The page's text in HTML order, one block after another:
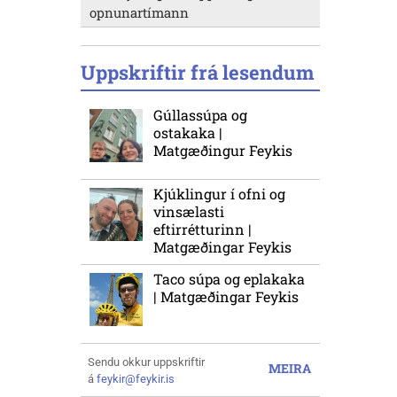
opnunartímann
Uppskriftir frá lesendum
Gúllassúpa og
ostakaka |
Matgæðingur Feykis
Kjúklingur í ofni og
vinsælasti
eftirrétturinn |
Matgæðingar Feykis
Taco súpa og eplakaka
| Matgæðingar Feykis
MEIRA
Sendu okkur uppskriftir
á feykir@feykir.is